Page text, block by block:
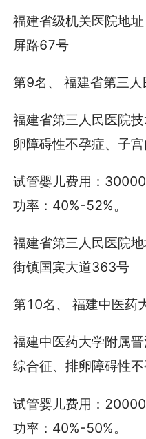
福建省级机关医院地
屏路67号
第9名、 福建省第三人
福建省第三人民医院
卵障碍性不孕症、子
试管婴儿费用：
功率：40%-52%。
福建省第三人民医院
街镇国宾大道363号
第10名、 福建中医药
福建中医药大学附属
综合征、排卵障碍性
试管婴儿费用：
功率：40%-50%。